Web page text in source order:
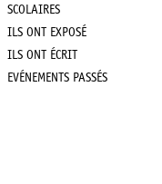
SCOLAIRES
ILS ONT EXPOSÉ
ILS ONT ÉCRIT
EVÉNEMENTS PASSÉS